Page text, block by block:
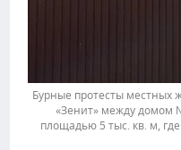
Бурные протесты местных
«Зенит» между домом
площадью 5 тыс. кв. м,